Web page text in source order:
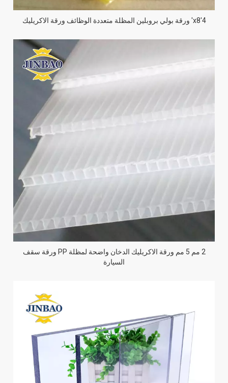
4'x8' ورقة بولي بروبلين المظلة متعددة الوظائف ورقة الاكريليك
2 مم 5 مم ورقة الاكريليك الدخان واضحة لمظلة PP ورقة سقف
السيارة